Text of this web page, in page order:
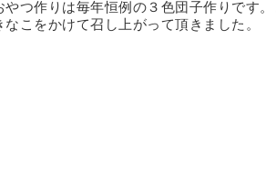
やつ作りは毎年恒例の３色団子作りです
なこをかけて召し上がって頂きました。